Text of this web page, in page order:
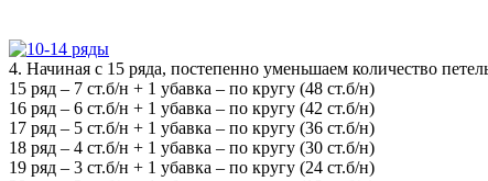
4. Начиная с 15 ряда, постепенно уменьшаем количество
15 ряд – 7 ст.б/н + 1 убавка – по кругу (48 ст.б/н)
16 ряд – 6 ст.б/н + 1 убавка – по кругу (42 ст.б/н)
17 ряд – 5 ст.б/н + 1 убавка – по кругу (36 ст.б/н)
18 ряд – 4 ст.б/н + 1 убавка – по кругу (30 ст.б/н)
19 ряд – 3 ст.б/н + 1 убавка – по кругу (24 ст.б/н)